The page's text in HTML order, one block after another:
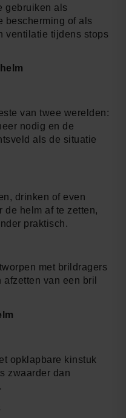
gebruiken als
bescherming of als
ventilatie tijdens stops
van twee werelden:
nodig en de
als de situatie
drinken of even
de helm af te zetten,
praktisch.
met brildragers
van een bril
opklapbare kinstuk
zwaarder dan